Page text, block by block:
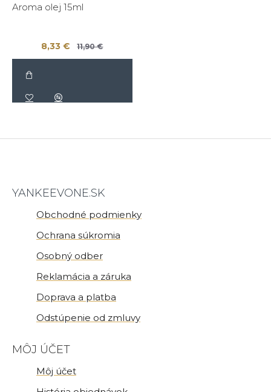
Aroma olej 15ml
8,33 € 11,90 €
YANKEEVONE.SK
Obchodné podmienky
Ochrana súkromia
Osobný odber
Reklamácia a záruka
Doprava a platba
Odstúpenie od zmluvy
MÔJ ÚČET
Môj účet